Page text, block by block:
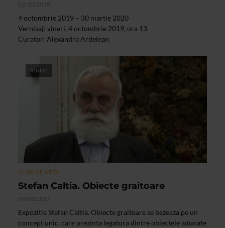
02/10/2019
4 octombrie 2019 – 30 martie 2020
Vernisaj: vineri, 4 octombrie 2019, ora 13
Curator: Alexandra Ardelean
VIDEO
CLIPA DE ARTA
Stefan Caltia. Obiecte graitoare
09/06/2017
Expozitia Stefan Caltia. Obiecte graitoare se bazeaza pe un
concept unic, care prezinta legatura dintre obiectele adunate